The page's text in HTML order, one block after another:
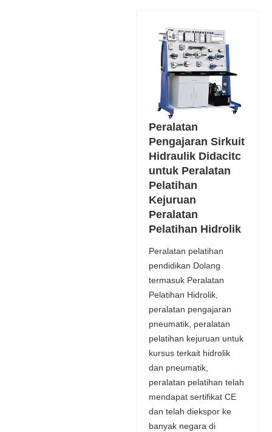
Peralatan
Pengajaran Sirkuit
Hidraulik Didacitc
untuk Peralatan
Pelatihan
Kejuruan
Peralatan
Pelatihan Hidrolik
Peralatan pelatihan
pendidikan Dolang
termasuk Peralatan
Pelatihan Hidrolik,
peralatan pengajaran
pneumatik, peralatan
pelatihan kejuruan untuk
kursus terkait hidrolik
dan pneumatik,
peralatan pelatihan telah
mendapat sertifikat CE
dan telah diekspor ke
banyak negara di